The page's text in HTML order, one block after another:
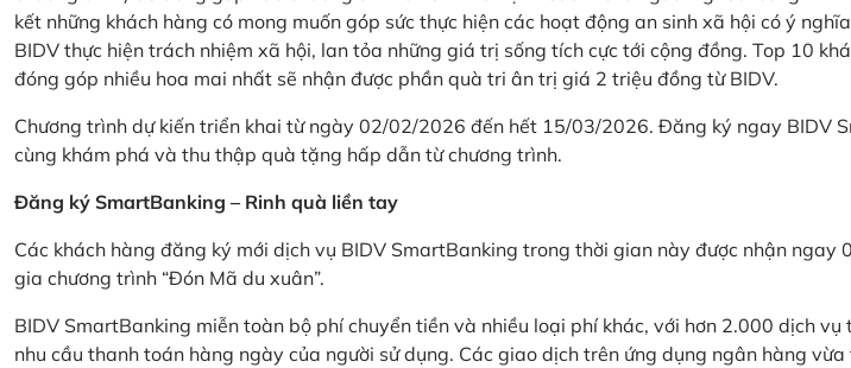
kết những khách hàng có mong muốn góp sức thực hiện các hoạt động an sinh xã hội có ý
BIDV thực hiện trách nhiệm xã hội, lan tỏa những giá trị sống tích cực tới cộng đồng. Top 10
đóng góp nhiều hoa mai nhất sẽ nhận được phần quà tri ân trị giá 2 triệu đồng từ BIDV.
Chương trình dự kiến triển khai từ ngày 02/02/2026 đến hết 15/03/2026. Đăng ký ngay BIDV
cùng khám phá và thu thập quà tặng hấp dẫn từ chương trình.
Đăng ký SmartBanking – Rinh quà liền tay
Các khách hàng đăng ký mới dịch vụ BIDV SmartBanking trong thời gian này được nhận ngay
gia chương trình “Đón Mã du xuân”.
BIDV SmartBanking miễn toàn bộ phí chuyển tiền và nhiều loại phí khác, với hơn 2.000 dịch vụ
nhu cầu thanh toán hàng ngày của người sử dụng. Các giao dịch trên ứng dụng ngân hàng vừa